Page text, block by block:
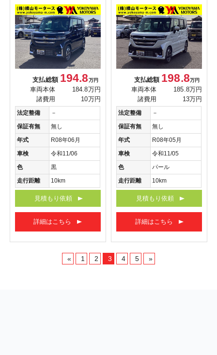
支払総額 194.8万円
車両本体
184.8万円
諸費用
10万円
法定整備
－
保証有無
無し
年式
R08年06月
車検
令和11/06
色
黒
走行距離
10km
見積もり依頼
詳細はこちら
支払総額 198.8万円
車両本体
185.8万円
諸費用
13万円
法定整備
－
保証有無
無し
年式
R08年05月
車検
令和11/05
色
パール
走行距離
10km
見積もり依頼
詳細はこちら
« 1 2 3 4 5 »